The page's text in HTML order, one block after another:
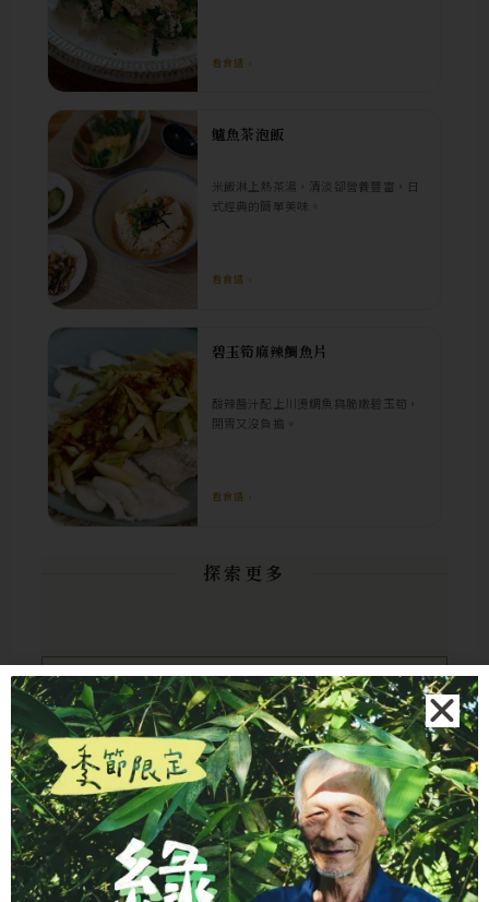
看食譜 ›
鱸魚茶泡飯
米飯淋上熱茶湯，清淡卻營養豐富，日
式經典的簡單美味。
看食譜 ›
碧玉筍麻辣鯛魚片
酸辣醬汁配上川燙鯛魚與脆嫩碧玉筍，
開胃又沒負擔。
看食譜 ›
探索更多
SMART KITCHEN
AI 廚房助手
不知道煮什麼？輸入冰箱現有食材，讓 AI 立
即為您規劃今日的美味菜單。